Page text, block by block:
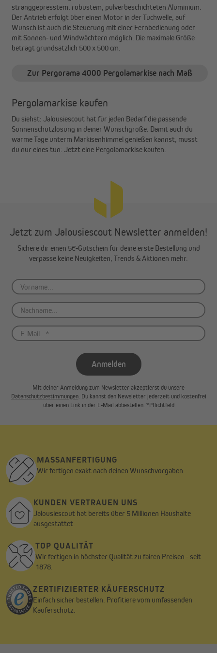
stranggepresstem, robustem, pulverbeschichteten Aluminium.
Der Antrieb erfolgt über einen Motor in der Tuchwelle, auf
Wunsch ist auch die Steuerung mit einer Fernbedienung oder
mit Sonnen- und Windwächtern möglich. Die maximale Größe
beträgt grundsätzlich 500 x 500 cm.
Zur Pergorama 4000 Pergolamarkise nach Maß
Pergolamarkise kaufen
Du siehst: Jalousiescout hat für jeden Bedarf die passende
Sonnenschutzlösung in deiner Wunschgröße. Damit auch du
warme Tage unterm Markisenhimmel genießen kannst, musst
du nur eines tun: Jetzt eine Pergolamarkise kaufen.
Jetzt zum Jalousiescout Newsletter anmelden!
Sichere dir einen 5€-Gutschein für deine erste Bestellung und
verpasse keine Neuigkeiten, Trends & Aktionen mehr.
Anmelden
Mit deiner Anmeldung zum Newsletter akzeptierst du unsere
Datenschutzbestimmungen. Du kannst den Newsletter jederzeit und kostenfrei
über einen Link in der E-Mail abbestellen. *Pflichtfeld
MASSANFERTIGUNG
Wir fertigen exakt nach deinen Wunschvorgaben.
KUNDEN VERTRAUEN UNS
Jalousiescout hat bereits über 5 Millionen Haushalte
ausgestattet.
TOP QUALITÄT
Wir fertigen in höchster Qualität zu fairen Preisen - seit
1878.
ZERTIFIZIERTER KÄUFERSCHUTZ
Einfach sicher bestellen. Profitiere vom umfassenden
Käuferschutz.